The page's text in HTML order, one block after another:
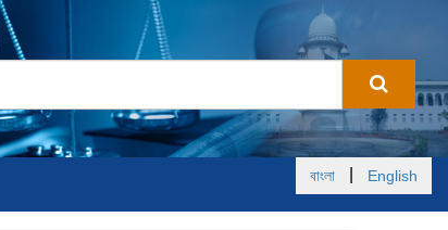
বাংলা English